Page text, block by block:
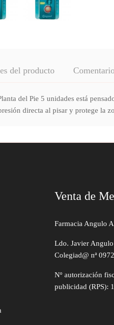
del producto
del Pie 5 unidades está
directa al pisar y protege la
Venta de
Farmacia Angulo
Ldo. Javier
Colegiad@ nª
Nº autorización
publicidad (RPS):